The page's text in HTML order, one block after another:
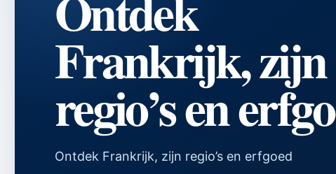
Frankrijk, zijn
regio’s en
Ontdek Frankrijk, zijn regio’s en erfgoed